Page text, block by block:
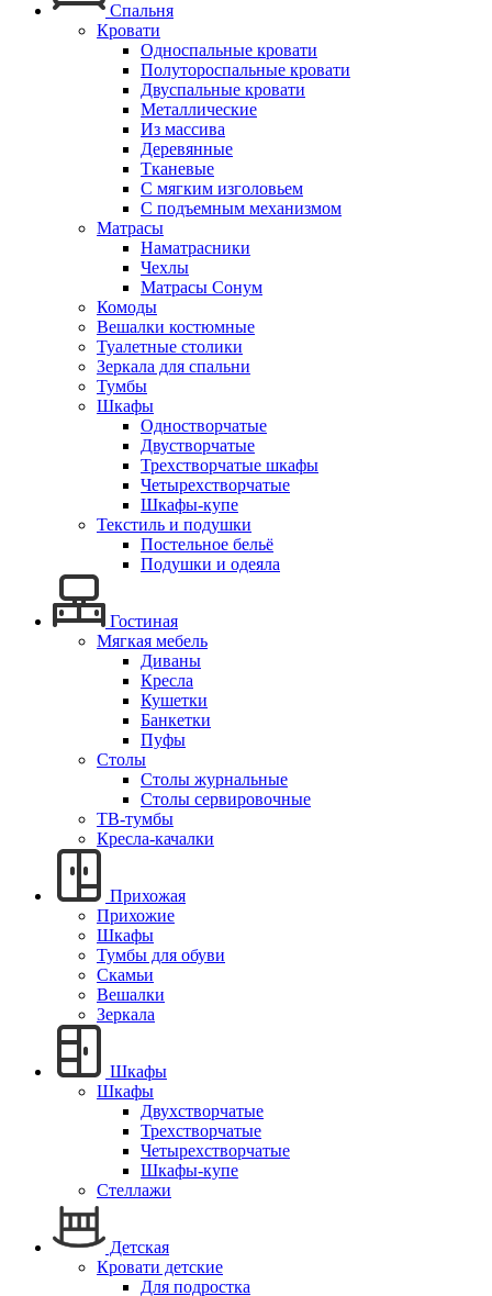
Спальня
Кровати
Односпальные кровати
Полутороспальные кровати
Двуспальные кровати
Металлические
Из массива
Деревянные
Тканевые
С мягким изголовьем
С подъемным механизмом
Матрасы
Наматрасники
Чехлы
Матрасы Сонум
Комоды
Вешалки костюмные
Туалетные столики
Зеркала для спальни
Тумбы
Шкафы
Одностворчатые
Двустворчатые
Трехстворчатые шкафы
Четырехстворчатые
Шкафы-купе
Текстиль и подушки
Постельное бельё
Подушки и одеяла
Гостиная
Мягкая мебель
Диваны
Кресла
Кушетки
Банкетки
Пуфы
Столы
Столы журнальные
Столы сервировочные
ТВ-тумбы
Кресла-качалки
Прихожая
Прихожие
Шкафы
Тумбы для обуви
Скамьи
Вешалки
Зеркала
Шкафы
Шкафы
Двухстворчатые
Трехстворчатые
Четырехстворчатые
Шкафы-купе
Стеллажи
Детская
Кровати детские
Для подростка